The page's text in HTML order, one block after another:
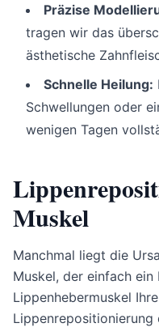
Präzise
tragen wir das
ästhetische
Schnelle Heilung:
Schwellungen oder
wenigen Tagen
Muskel
Manchmal liegt die
Muskel, der einfach
Lippenhebermuskel